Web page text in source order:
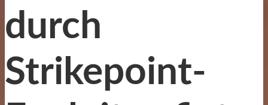
durch
Strikepoint-